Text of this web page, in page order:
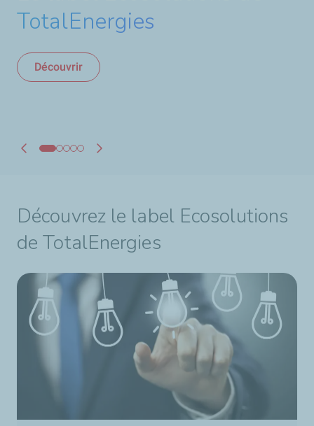
TotalEnergies
Découvrir
plus d'énergie,moins
d'émissions
Découvrir
Découvrez le label Ecosolutions
de TotalEnergies